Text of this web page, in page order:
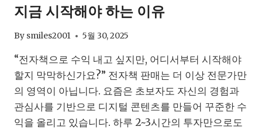
지금 시작해야 하는 이유
By smiles2001 5월 30, 2025
“전자책으로 수익 내고 싶지만, 어디서부터 시작해야
할지 막막하신가요?” 전자책 판매는 더 이상 전문가만
의 영역이 아닙니다. 요즘은 초보자도 자신의 경험과
관심사를 기반으로 디지털 콘텐츠를 만들어 꾸준한 수
익을 올리고 있습니다. 하루 2~3시간의 투자만으로도